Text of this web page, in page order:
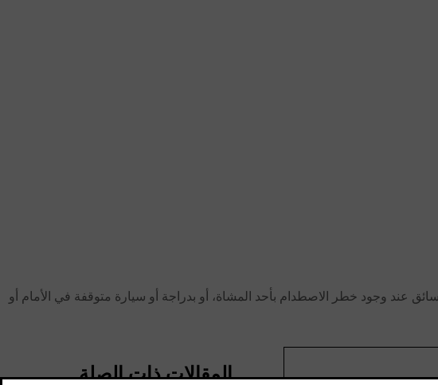
عند وجود خطر الاصطدام بأحد المشاة، أو بدراجة أو سيارة متوقفة في الأمام أو
المقالات ذات الصلة